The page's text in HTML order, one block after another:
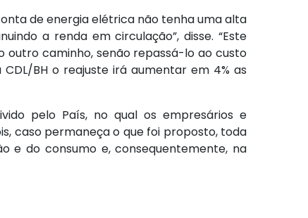
de energia elétrica não tenha uma alta
a renda em circulação”, disse. “Este
caminho, senão repassá-lo ao custo
BH o reajuste irá aumentar em 4% as
pelo País, no qual os empresários e
caso permaneça o que foi proposto, toda
e do consumo e, consequentemente, na